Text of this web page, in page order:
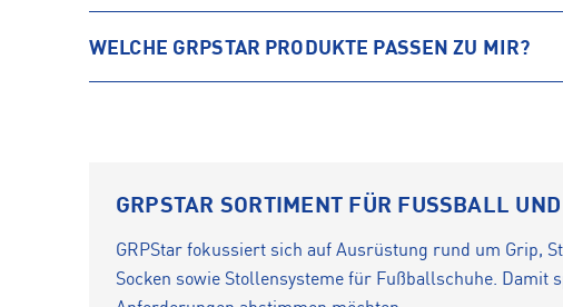
WELCHE GRPSTAR PRODUKTE PASSEN ZU MIR?
GRPSTAR SORTIMENT FÜR FUSSBALL UND
GRPStar fokussiert sich auf Ausrüstung rund um Grip,
Socken sowie Stollensysteme für Fußballschuhe.